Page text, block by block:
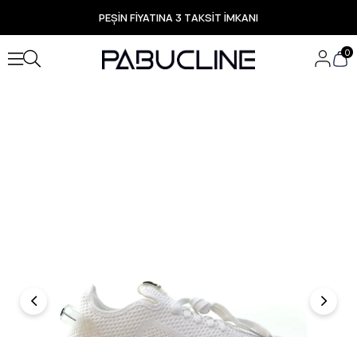
PEŞİN FİYATINA 3 TAKSİT İMKANI
TÜM ÜRÜNLERDE ÜCRETSİZ KARGO
Yeni Sezon Ürünlerde Özel Fırsatlar
Seçili Ürünlerde Hızlı Teslimat
0